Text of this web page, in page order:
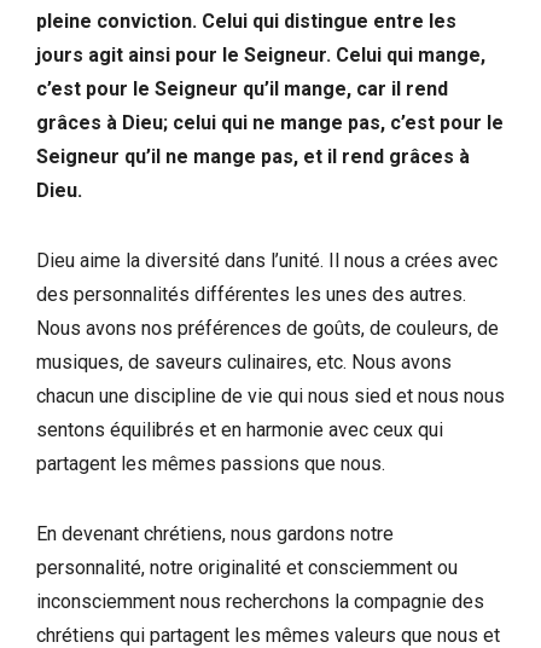
pleine conviction. Celui qui distingue entre les
jours agit ainsi pour le Seigneur. Celui qui mange,
c’est pour le Seigneur qu’il mange, car il rend
grâces à Dieu; celui qui ne mange pas, c’est pour le
Seigneur qu’il ne mange pas, et il rend grâces à
Dieu.
Dieu aime la diversité dans l’unité. Il nous a crées avec
des personnalités différentes les unes des autres.
Nous avons nos préférences de goûts, de couleurs, de
musiques, de saveurs culinaires, etc. Nous avons
chacun une discipline de vie qui nous sied et nous nous
sentons équilibrés et en harmonie avec ceux qui
partagent les mêmes passions que nous.
En devenant chrétiens, nous gardons notre
personnalité, notre originalité et consciemment ou
inconsciemment nous recherchons la compagnie des
chrétiens qui partagent les mêmes valeurs que nous et